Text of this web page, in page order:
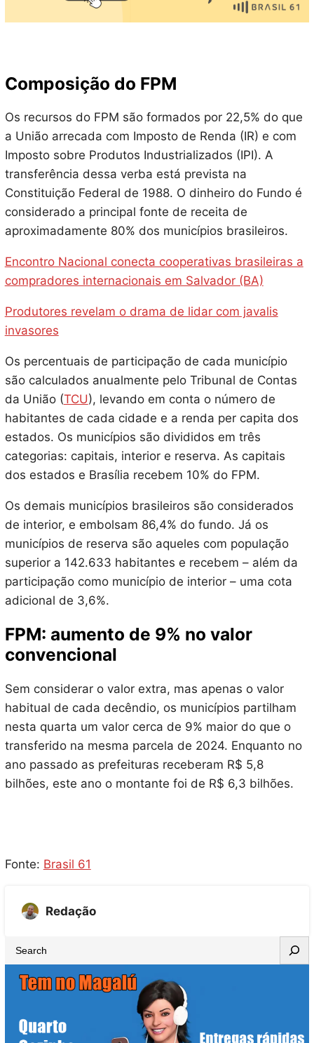
Composição do FPM
Os recursos do FPM são formados por 22,5% do que
a União arrecada com Imposto de Renda (IR) e com
Imposto sobre Produtos Industrializados (IPI). A
transferência dessa verba está prevista na
Constituição Federal de 1988. O dinheiro do Fundo é
considerado a principal fonte de receita de
aproximadamente 80% dos municípios brasileiros.
Encontro Nacional conecta cooperativas brasileiras a
compradores internacionais em Salvador (BA)
Produtores revelam o drama de lidar com javalis
invasores
Os percentuais de participação de cada município
são calculados anualmente pelo Tribunal de Contas
da União (TCU), levando em conta o número de
habitantes de cada cidade e a renda per capita dos
estados. Os municípios são divididos em três
categorias: capitais, interior e reserva. As capitais
dos estados e Brasília recebem 10% do FPM.
Os demais municípios brasileiros são considerados
de interior, e embolsam 86,4% do fundo. Já os
municípios de reserva são aqueles com população
superior a 142.633 habitantes e recebem – além da
participação como município de interior – uma cota
adicional de 3,6%.
FPM: aumento de 9% no valor
convencional
Sem considerar o valor extra, mas apenas o valor
habitual de cada decêndio, os municípios partilham
nesta quarta um valor cerca de 9% maior do que o
transferido na mesma parcela de 2024. Enquanto no
ano passado as prefeituras receberam R$ 5,8
bilhões, este ano o montante foi de R$ 6,3 bilhões.
Fonte: Brasil 61
Redação
e